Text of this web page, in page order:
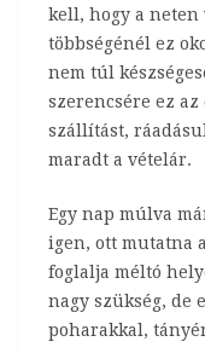
kell, hogy a
többségénél ez
nem túl
szerencsére ez
szállítást,
maradt a vételár.
Egy nap múlva
igen, ott mutatna
foglalja méltó
nagy szükség, de
poharakkal,